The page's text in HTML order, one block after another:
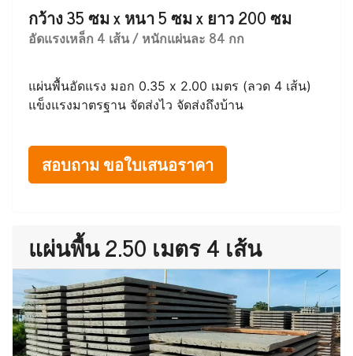
กว้าง 35 ซม x หนา 5 ซม x ยาว 200 ซม
อัดแรงเหล็ก 4 เส้น / หนักแผ่นละ 84 กก
แผ่นพื้นอัดแรง มอก 0.35 x 2.00 เมตร (ลวด 4 เส้น)
แข็งแรงมาตรฐาน จัดส่งไว จัดส่งถึงบ้าน
สอบถาม ขอใบเสนอราคา
แผ่นพื้น 2.50 เมตร 4 เส้น